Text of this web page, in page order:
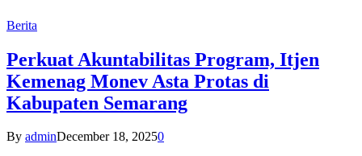
Berita
Perkuat Akuntabilitas Program, Itjen
Kemenag Monev Asta Protas di
Kabupaten Semarang
By adminDecember 18, 20250